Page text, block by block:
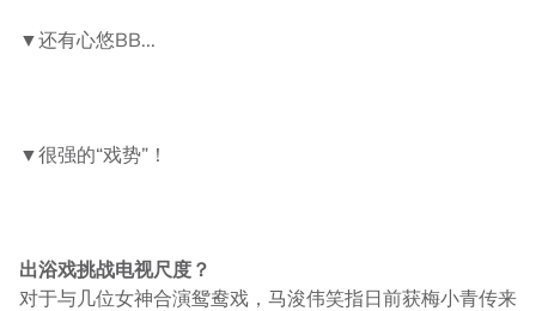
▼还有心悠BB...
▼很强的“戏势”！
出浴戏挑战电视尺度？
对于与几位女神合演鸳鸯戏，马浚伟笑指日前获梅小青传来